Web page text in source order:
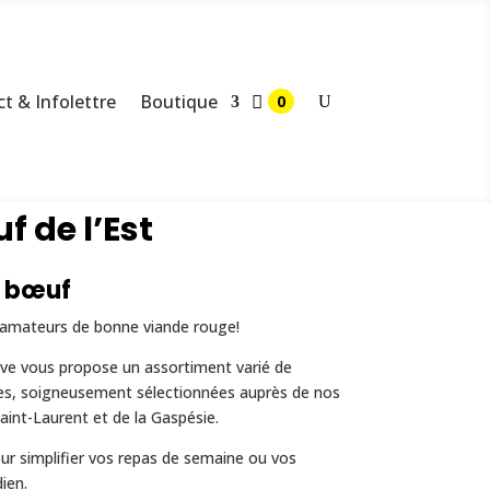
& Infolettre Boutique
de l’Est
bœuf
de bonne viande rouge!
vous propose un assortiment varié de
soigneusement sélectionnées auprès de nos
Laurent et de la Gaspésie.
simplifier vos repas de semaine ou vos